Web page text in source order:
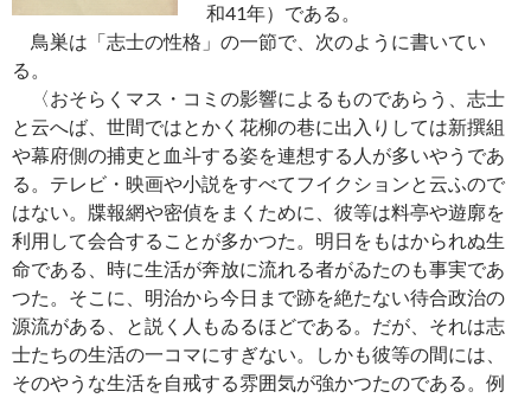
和41年）である。
鳥巣は「志士の性格」の一節で、次のように書いてい
る。
〈おそらくマス・コミの影響によるものであらう、志士
と云へば、世間ではとかく花柳の巷に出入りしては新撰組
や幕府側の捕吏と血斗する姿を連想する人が多いやうであ
る。テレビ・映画や小説をすべてフイクションと云ふので
はない。牒報網や密偵をまくために、彼等は料亭や遊廓を
利用して会合することが多かつた。明日をもはかられぬ生
命である、時に生活が奔放に流れる者がゐたのも事実であ
つた。そこに、明治から今日まで跡を絶たない待合政治の
源流がある、と説く人もゐるほどである。だが、それは志
士たちの生活の一コマにすぎない。しかも彼等の間には、
そのやうな生活を自戒する雰囲気が強かつたのである。例